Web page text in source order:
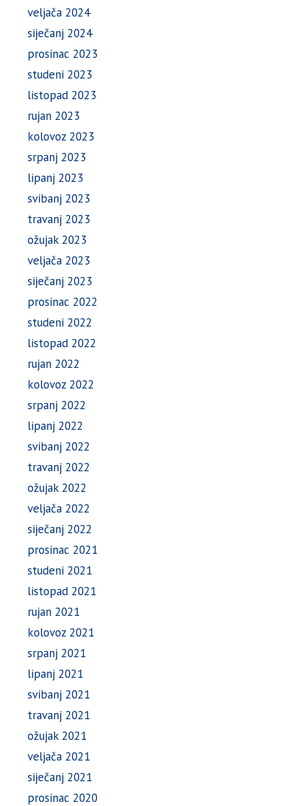
veljača 2024
siječanj 2024
prosinac 2023
studeni 2023
listopad 2023
rujan 2023
kolovoz 2023
srpanj 2023
lipanj 2023
svibanj 2023
travanj 2023
ožujak 2023
veljača 2023
siječanj 2023
prosinac 2022
studeni 2022
listopad 2022
rujan 2022
kolovoz 2022
srpanj 2022
lipanj 2022
svibanj 2022
travanj 2022
ožujak 2022
veljača 2022
siječanj 2022
prosinac 2021
studeni 2021
listopad 2021
rujan 2021
kolovoz 2021
srpanj 2021
lipanj 2021
svibanj 2021
travanj 2021
ožujak 2021
veljača 2021
siječanj 2021
prosinac 2020